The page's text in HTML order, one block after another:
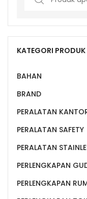
KATEGORI PRODUK
BAHAN
BRAND
PERALATAN
PERALATAN SAFETY
PERALATAN
PERLENGKAPAN
PERLENGKAPAN